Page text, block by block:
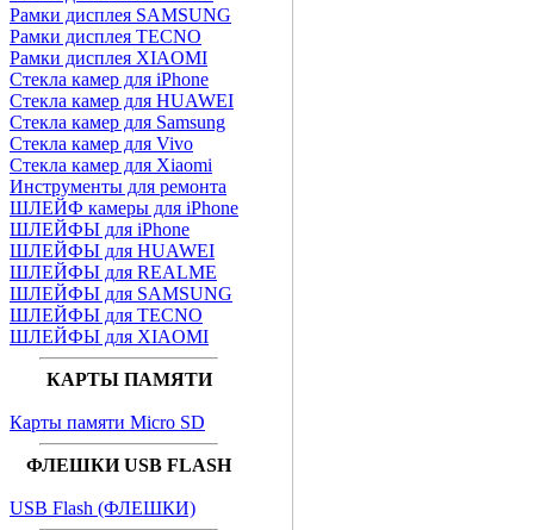
Рамки дисплея SAMSUNG
Рамки дисплея TECNO
Рамки дисплея XIAOMI
Стекла камер для iPhone
Стекла камер для HUAWEI
Стекла камер для Samsung
Стекла камер для Vivo
Стекла камер для Xiaomi
Инструменты для ремонта
ШЛЕЙФ камеры для iPhone
ШЛЕЙФЫ для iPhone
ШЛЕЙФЫ для HUAWEI
ШЛЕЙФЫ для REALME
ШЛЕЙФЫ для SAMSUNG
ШЛЕЙФЫ для TECNO
ШЛЕЙФЫ для XIAOMI
КАРТЫ ПАМЯТИ
Карты памяти Micro SD
ФЛЕШКИ USB FLASH
USB Flash (ФЛЕШКИ)